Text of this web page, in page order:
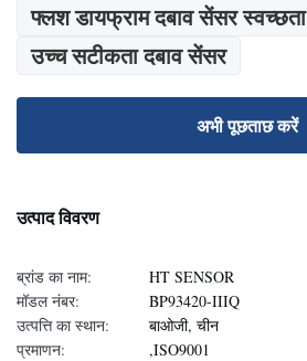
फ्लश डायफ्राम दबाव सेंसर स्वच्छता
उच्च सटीकता दबाव सेंसर
अभी पूछताछ करें
उत्पाद विवरण
ब्रांड का नाम:
HT SENSOR
मॉडल नंबर:
BP93420-IIIQ
उत्पत्ति का स्थान:
बाओजी, चीन
प्रमाणन:
,ISO9001